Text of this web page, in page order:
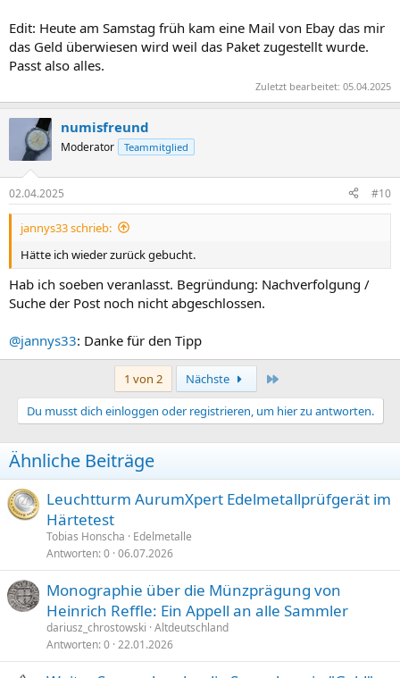
Edit: Heute am Samstag früh kam eine Mail von Ebay das mir
das Geld überwiesen wird weil das Paket zugestellt wurde.
Passt also alles.
Zuletzt bearbeitet: 05.04.2025
numisfreund
Moderator Teammitglied
02.04.2025 #10
jannys33 schrieb:
Hätte ich wieder zurück gebucht.
Hab ich soeben veranlasst. Begründung: Nachverfolgung /
Suche der Post noch nicht abgeschlossen.
@jannys33: Danke für den Tipp
1 von 2 Nächste
Du musst dich einloggen oder registrieren, um hier zu antworten.
Ähnliche Beiträge
Leuchtturm AurumXpert Edelmetallprüfgerät im
Härtetest
Tobias Honscha
Edelmetalle
Antworten 0 06.07.2026
Monographie über die Münzprägung von
Heinrich Reffle: Ein Appell an alle Sammler
dariusz_chrostowski Altdeutschland
Antworten 0 22.01.2026